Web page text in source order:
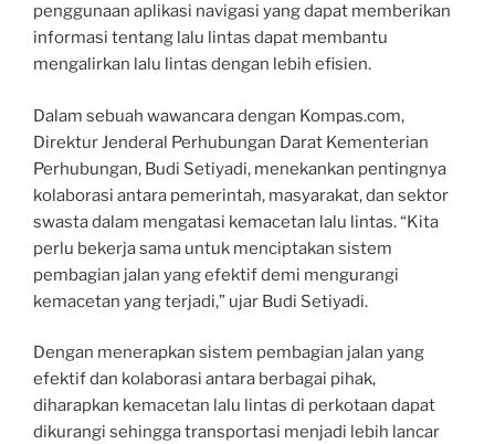
penggunaan aplikasi navigasi yang dapat memberikan
informasi tentang lalu lintas dapat membantu
mengalirkan lalu lintas dengan lebih efisien.
Dalam sebuah wawancara dengan Kompas.com,
Direktur Jenderal Perhubungan Darat Kementerian
Perhubungan, Budi Setiyadi, menekankan pentingnya
kolaborasi antara pemerintah, masyarakat, dan sektor
swasta dalam mengatasi kemacetan lalu lintas. “Kita
perlu bekerja sama untuk menciptakan sistem
pembagian jalan yang efektif demi mengurangi
kemacetan yang terjadi,” ujar Budi Setiyadi.
Dengan menerapkan sistem pembagian jalan yang
efektif dan kolaborasi antara berbagai pihak,
diharapkan kemacetan lalu lintas di perkotaan dapat
dikurangi sehingga transportasi menjadi lebih lancar